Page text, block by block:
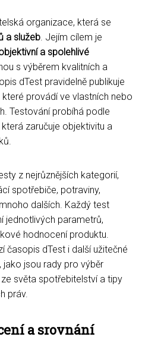
organizace, která se
a služeb. Jejím cílem je
a spolehlivé
s výběrem kvalitních a
dTest pravidelně publikuje
provádí ve vlastních nebo
Testování probíhá podle
zaručuje objektivitu a
z nejrůznějších kategorií,
spotřebiče, potraviny,
dalších. Každý test
jednotlivých parametrů,
hodnocení produktu.
časopis dTest i další užitečné
jsou rady pro výběr
světa spotřebitelství a tipy
práv.
a srovnání